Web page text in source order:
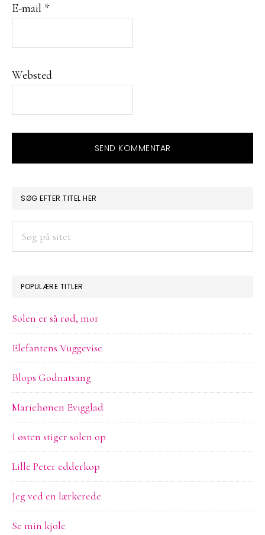
E-mail *
Websted
PRIMÆR
SIDEBAR
SØG EFTER TITEL HER
POPULÆRE TITLER
Solen er så rød, mor
Elefantens Vuggevise
Blops Godnatsang
Mariehønen Evigglad
I østen stiger solen op
Lille Peter edderkop
Jeg ved en lærkerede
Se min kjole